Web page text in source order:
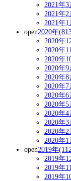
2021年3
2021年2
2021年1
open2020年
2020年
2020年
2020年
2020年9
2020年8
2020年7
2020年6
2020年5
2020年4
2020年3
2020年2
2020年1
open2019年
2019年
2019年
2019年